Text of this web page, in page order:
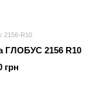
2156-R10
ГЛОБУС 2156 R10
грн